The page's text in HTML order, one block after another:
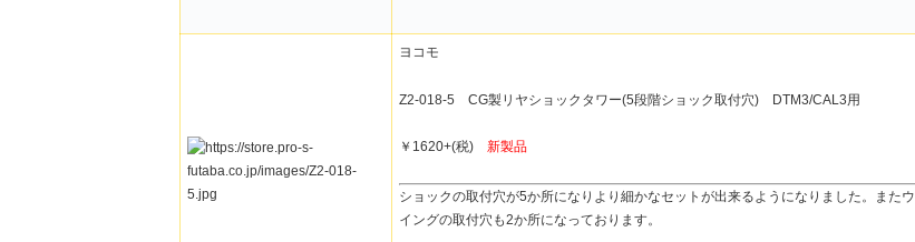
ヨコモ
Z2-018-5 CG製リヤショックタワー(5段階ショック取付穴) DTM3/CAL3用
￥1620+(税) 新製品
ショックの取付穴が5か所になりより細かなセットが出来るようになりました。またウ
イングの取付穴も2か所になっております。